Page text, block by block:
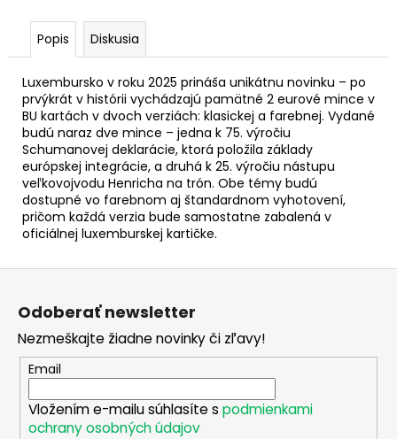
Popis Diskusia
Luxembursko v roku 2025 prináša unikátnu novinku – po
prvýkrát v histórii vychádzajú pamätné 2 eurové mince v
BU kartách v dvoch verziách: klasickej a farebnej. Vydané
budú naraz dve mince – jedna k 75. výročiu
Schumanovej deklarácie, ktorá položila základy
európskej integrácie, a druhá k 25. výročiu nástupu
veľkovojvodu Henricha na trón. Obe témy budú
dostupné vo farebnom aj štandardnom vyhotovení,
pričom každá verzia bude samostatne zabalená v
oficiálnej luxemburskej kartičke.
2
EURO
GRÉCKO
2026
-
AKADÉMIA
ATÉNY
(UNC)
€3,20
Z
Odoberať newsletter
Nezmeškajte žiadne novinky či zľavy!
Email
Vložením e-mailu súhlasíte s podmienkami
ochrany osobných údajov